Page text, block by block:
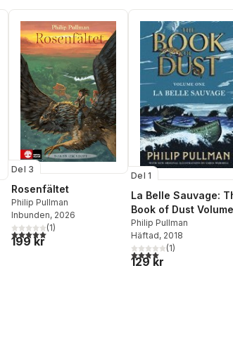
Del 3
Rosenfältet
Philip Pullman
Inbunden, 2026
5,0utav 5 stjärnor. Totalt antal röster:
(1)
199 kr
Del 1
La Belle Sauvage:
Book of Dust Volume
One
Philip Pullman
Häftad, 2018
4,0utav 5 stjärnor. Totalt
(1)
129 kr